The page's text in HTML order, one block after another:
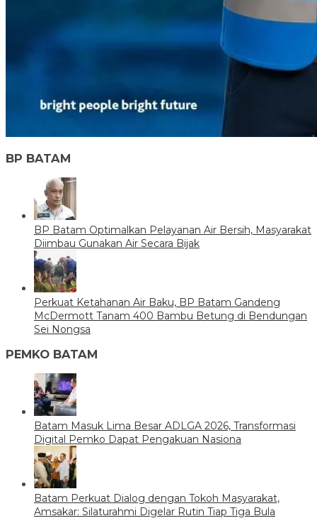
BP BATAM
BP Batam Optimalkan Pelayanan Air Bersih, Masyarakat
Diimbau Gunakan Air Secara Bijak
Perkuat Ketahanan Air Baku, BP Batam Gandeng
McDermott Tanam 400 Bambu Betung di Bendungan
Sei Nongsa
PEMKO BATAM
Batam Masuk Lima Besar ADLGA 2026, Transformasi
Digital Pemko Dapat Pengakuan Nasiona
Batam Perkuat Dialog dengan Tokoh Masyarakat,
Amsakar: Silaturahmi Digelar Rutin Tiap Tiga Bula